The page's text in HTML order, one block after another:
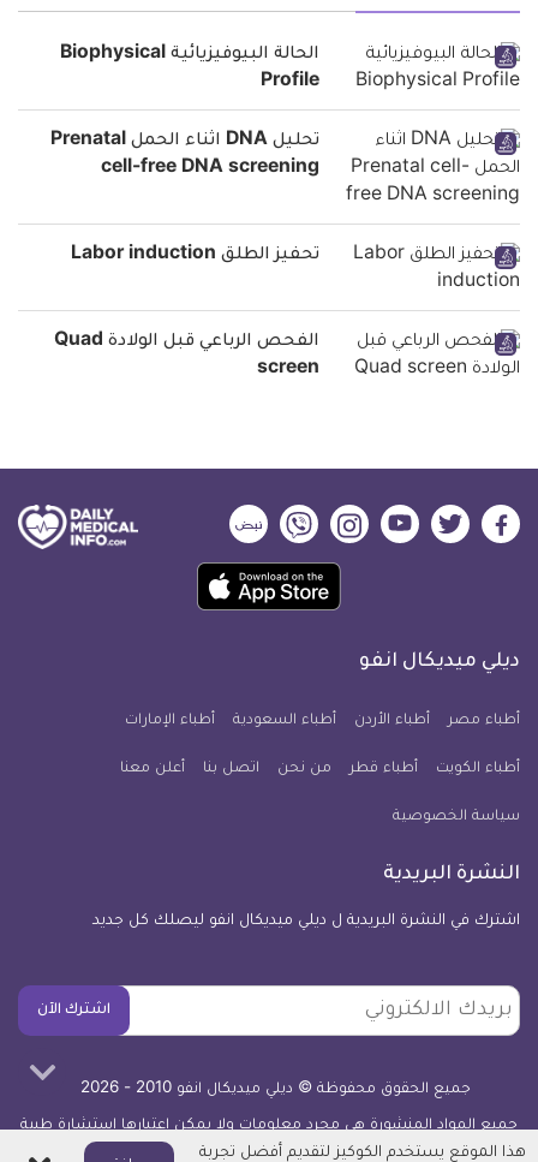
الحالة البيوفيزيائية Biophysical
Profile
تحليل DNA اثناء الحمل Prenatal
cell-free DNA screening
تحفيز الطلق Labor induction
الفحص الرباعي قبل الولادة Quad
screen
ديلي
فيسبوك
ديلي
تويتر
ديلي
ميديكال
يوتيوب
ديلي
ميديكال
انفو
ديلي
ميديكال
انفو
ديلي
ميديكال
انفو
حمل
تطبيق
معلومة
للآيفون
ديلي ميديكال انفو
أطباء مصر أطباء الأردن أطباء السعودية أطباء الإمارات
أطباء الكويت أطباء قطر من نحن اتصل بنا أعلن معنا
سياسة الخصوصية
النشرة البريدية
اشترك في النشرة البريدية ل ديلي ميديكال انفو ليصلك كل جديد
بريدك
الالكتروني
اشترك الآن
جميع الحقوق محفوظة © ديلي ميديكال انفو 2010 - 2026
جميع المواد المنشورة هي مجرد معلومات ولا يمكن اعتبارها استشارة طبية
أو توصية علاجية - اعرف المزيد
هذا الموقع يستخدم الكوكيز لتقديم أفضل تجربة